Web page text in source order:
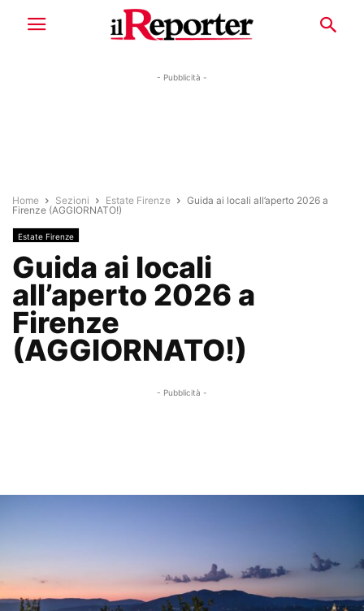
- Pubblicità -
Home Sezioni Estate Firenze
Guida ai locali all’aperto 2026 a
Firenze (AGGIORNATO!)
Estate Firenze
Guida ai locali
all’aperto 2026 a
Firenze
(AGGIORNATO!)
- Pubblicità -